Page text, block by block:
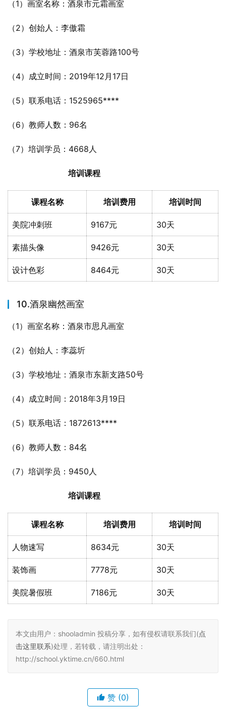
（1）画室名称：酒泉市元霜画室
（2）创始人：李傲霜
（3）学校地址：酒泉市芙蓉路100号
（4）成立时间：2019年12月17日
（5）联系电话：1525965****
（6）教师人数：96名
（7）培训学员：4668人
培训课程
课程名称 培训费用 培训时间
美院冲刺班 9167元 30天
素描头像 9426元 30天
设计色彩 8464元 30天
10.酒泉幽然画室
（1）画室名称：酒泉市思凡画室
（2）创始人：李蕊圻
（3）学校地址：酒泉市东新支路50号
（4）成立时间：2018年3月19日
（5）联系电话：1872613****
（6）教师人数：84名
（7）培训学员：9450人
培训课程
课程名称 培训费用 培训时间
人物速写 8634元 30天
装饰画 7778元 30天
美院暑假班 7186元 30天
本文由用户：shooladmin 投稿分享，如有侵权请联系我们(点
击这里联系)处理，若转载，请注明出处：
http://school.yktime.cn/660.html
赞 (0)